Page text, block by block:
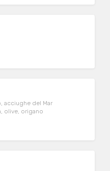
acciughe del Mar
olive, origano